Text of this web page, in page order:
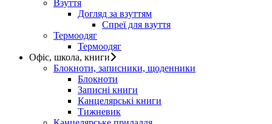
Взуття
Догляд за взуттям
Спреї для взуття
Термоодяг
Термоодяг
Офіс, школа, книги
Блокноти, записники, щоденники
Блокноти
Записні книги
Канцелярські книги
Тижневик